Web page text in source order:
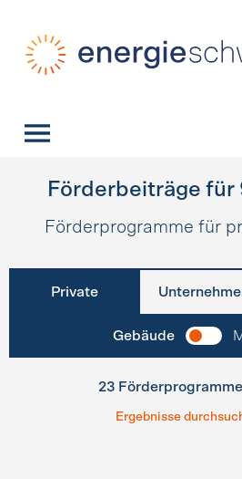
Förderbeiträge für
Förderprogramme für
Private
Gebäude
23
Ergebnisse